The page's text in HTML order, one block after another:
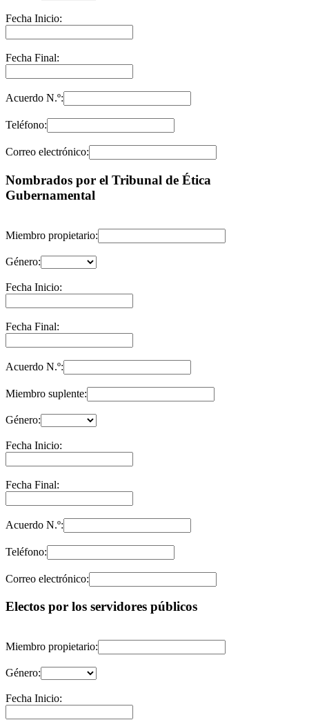
Fecha Inicio:
Fecha Final:
Acuerdo N.º:
Teléfono:
Correo electrónico:
Nombrados por el Tribunal de Ética
Gubernamental
Miembro propietario:
Género:
Fecha Inicio:
Fecha Final:
Acuerdo N.º:
Miembro suplente:
Género:
Fecha Inicio:
Fecha Final:
Acuerdo N.º:
Teléfono:
Correo electrónico:
Electos por los servidores públicos
Miembro propietario:
Género:
Fecha Inicio: